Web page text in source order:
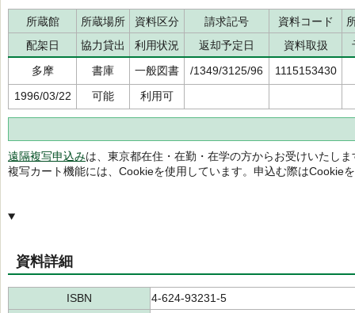
所蔵館 所蔵場所 資料区分 請求記号 資料コード
配架日
協力貸出 利用状況 返却予定日 資料取扱
多摩
書庫 一般図書 /1349/3125/96
1115153430
1996/03/22
可能 利用可
遠隔複写申込みは、東京都在住・在勤・在学の方からお受けいたしま
複写カート機能には、Cookieを使用しています。申込む際はCookie
資料詳細
ISBN
4-624-93231-5